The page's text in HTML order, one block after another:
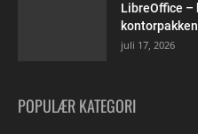
LibreOffice
kontorpakken
juli 17, 2026
POPULÆR KATEGORI